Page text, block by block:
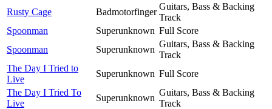
Rusty Cage
Badmotorfinger
Guitars, Bass & Backing
Track
Spoonman
Superunknown Full Score
Spoonman
Superunknown
Guitars, Bass & Backing
Track
The Day I Tried to
Live
Superunknown Full Score
The Day I Tried To
Live
Superunknown
Guitars, Bass & Backing
Track